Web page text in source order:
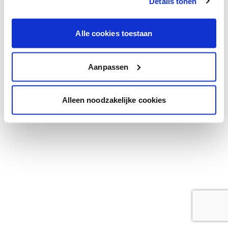
Alle cookies toestaan
Aanpassen
Alleen noodzakelijke cookies
browser console for more information).